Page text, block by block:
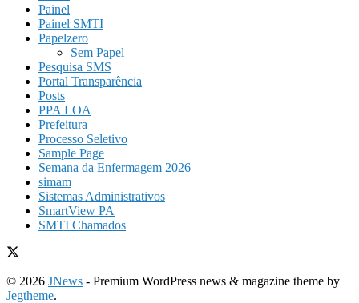
Painel
Painel SMTI
Papelzero
Sem Papel
Pesquisa SMS
Portal Transparência
Posts
PPA LOA
Prefeitura
Processo Seletivo
Sample Page
Semana da Enfermagem 2026
simam
Sistemas Administrativos
SmartView PA
SMTI Chamados
© 2026 JNews - Premium WordPress news & magazine theme by
Jegtheme.